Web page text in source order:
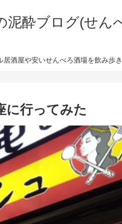
泥酔ブログ(せん
居酒屋や安いせんべろ酒場を飲み歩
に行ってみた